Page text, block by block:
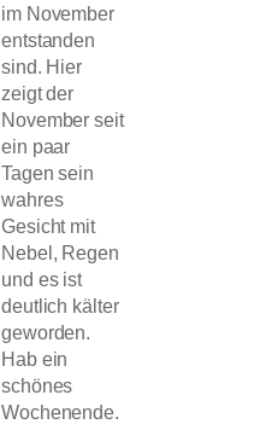
im November
entstanden
sind. Hier
zeigt der
November seit
ein paar
Tagen sein
wahres
Gesicht mit
Nebel, Regen
und es ist
deutlich kälter
geworden.
Hab ein
schönes
Wochenende.